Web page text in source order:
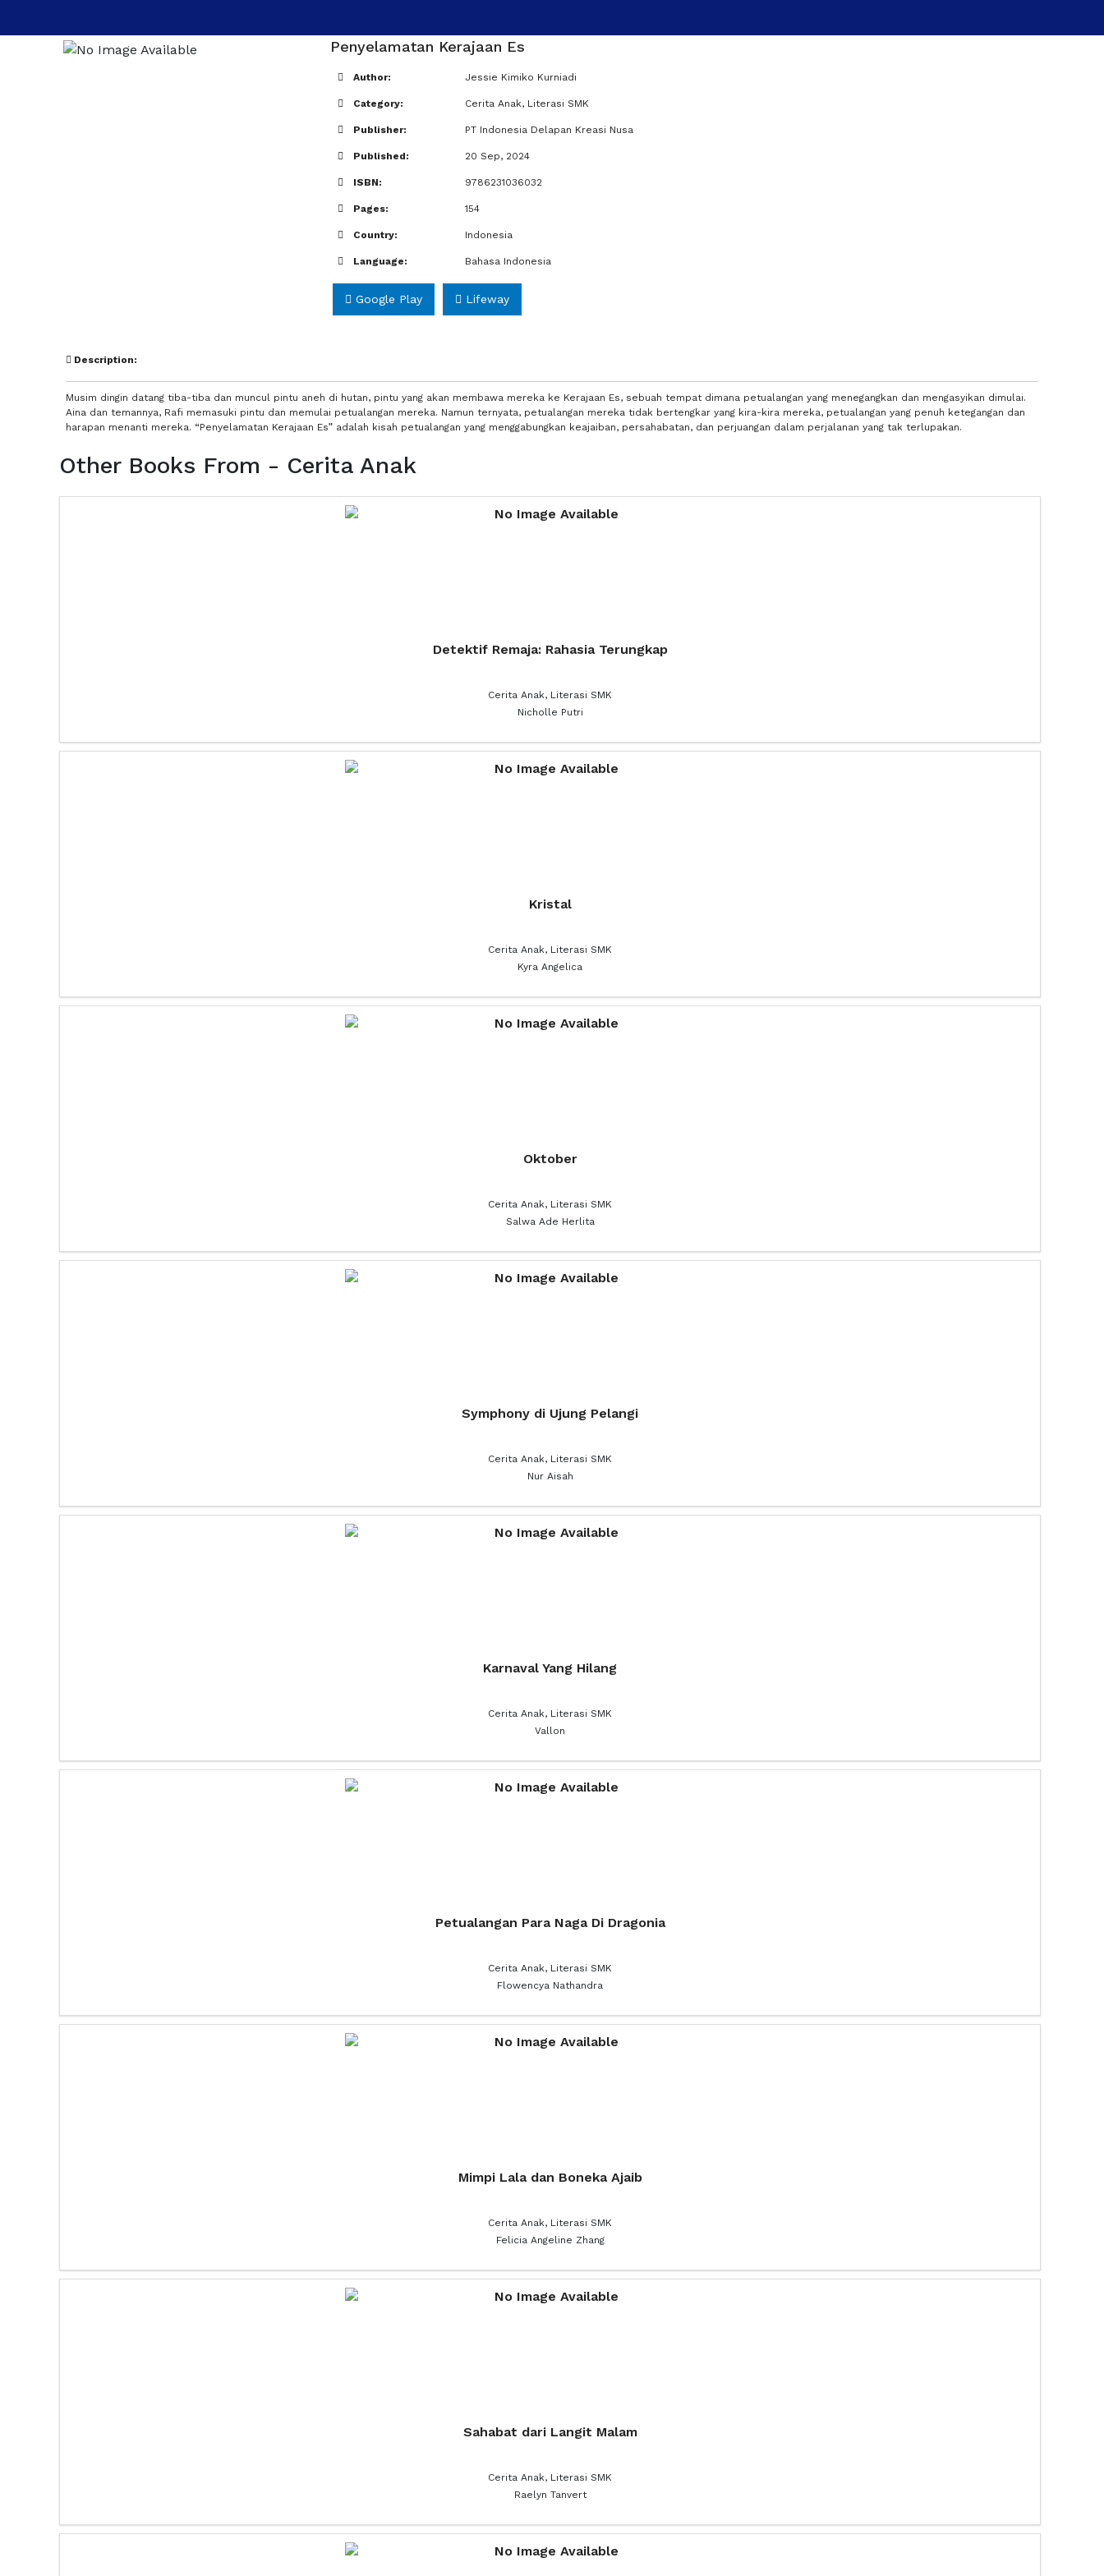
Penyelamatan Kerajaan Es
Author: Jessie Kimiko Kurniadi
Category: Cerita Anak, Literasi SMK
Publisher: PT Indonesia Delapan Kreasi Nusa
Published: 20 Sep, 2024
ISBN: 9786231036032
Pages: 154
Country: Indonesia
Language: Bahasa Indonesia
Google Play Lifeway
Description:
Musim dingin datang tiba-tiba dan muncul pintu aneh di hutan, pintu yang akan membawa mereka ke Kerajaan Es, sebuah tempat dimana petualangan yang menegangkan dan mengasyikan dimulai.
Aina dan temannya, Rafi memasuki pintu dan memulai petualangan mereka. Namun ternyata, petualangan mereka tidak bertengkar yang kira-kira mereka, petualangan yang penuh ketegangan dan
harapan menanti mereka. “Penyelamatan Kerajaan Es” adalah kisah petualangan yang menggabungkan keajaiban, persahabatan, dan perjuangan dalam perjalanan yang tak terlupakan.
Other Books From - Cerita Anak
Detektif Remaja: Rahasia Terungkap
Cerita Anak, Literasi SMK
Nicholle Putri
Kristal
Cerita Anak, Literasi SMK
Kyra Angelica
Oktober
Cerita Anak, Literasi SMK
Salwa Ade Herlita
Symphony di Ujung Pelangi
Cerita Anak, Literasi SMK
Nur Aisah
Karnaval Yang Hilang
Cerita Anak, Literasi SMK
Vallon
Petualangan Para Naga Di Dragonia
Cerita Anak, Literasi SMK
Flowencya Nathandra
Mimpi Lala dan Boneka Ajaib
Cerita Anak, Literasi SMK
Felicia Angeline Zhang
Sahabat dari Langit Malam
Cerita Anak, Literasi SMK
Raelyn Tanvert